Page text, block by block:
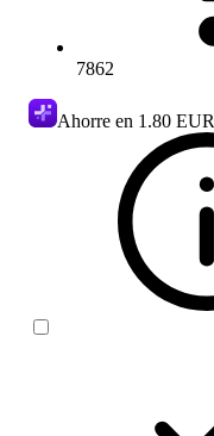
7862
Ahorre en 1.80 EUR